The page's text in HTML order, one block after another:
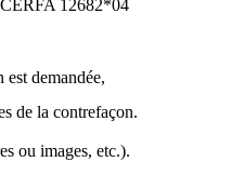
demandée,
ou images, etc.).
de la contrefaçon.
CERFA 12682*04